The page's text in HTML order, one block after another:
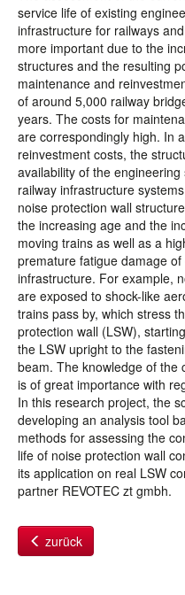
service life of existing
infrastructure for railways
more important due to the
structures and the resulting
maintenance and
of around 5,000 railway
years. The costs for
are correspondingly high. In
reinvestment costs, the
availability of the
railway infrastructure
noise protection wall
the increasing age and the
moving trains as well as a
premature fatigue damage
infrastructure. For example,
are exposed to shock-like
trains pass by, which stress
protection wall (LSW),
the LSW upright to the
beam. The knowledge of the
is of great importance with
In this research project, the
developing an analysis tool
methods for assessing the
life of noise protection wall
its application on real LSW
partner REVOTEC zt gmbh.
zurück